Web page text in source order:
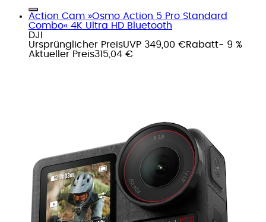
Action Cam »Osmo Action 5 Pro Standard
Combo« 4K Ultra HD Bluetooth
DJI
Ursprünglicher PreisUVP 349,00 €Rabatt- 9 %
Aktueller Preis315,04 €